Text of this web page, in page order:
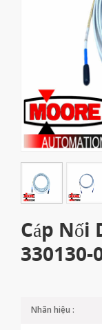
Cáp Nối
330130-
Nhãn hiệu :